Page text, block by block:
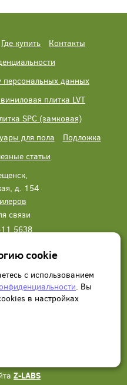
Где купить
Контакты
персональных данных
плитка LVT
SPC (замковая)
для пола
Подложка
статьи
д. 154
связи
5638
звонок
Z-LABS
cookie
с использованием
. Вы
в настройках